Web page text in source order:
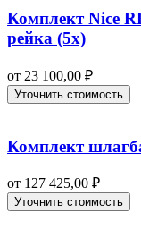
Комплект Nice
рейка (5x)
от 23 100,00 ₽
Уточнить стоимость
Комплект
от 127 425,00 ₽
Уточнить стоимость